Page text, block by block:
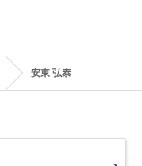
安東 弘泰